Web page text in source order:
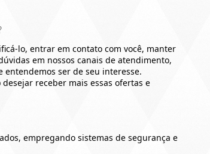
lo, entrar em contato com você, manter
em nossos canais de atendimento,
ser de seu interesse.
receber mais essas ofertas e
empregando sistemas de segurança e